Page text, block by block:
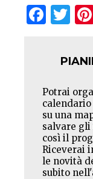
Potrai
su una
salvare
così il
Riceverai
le novità
subito